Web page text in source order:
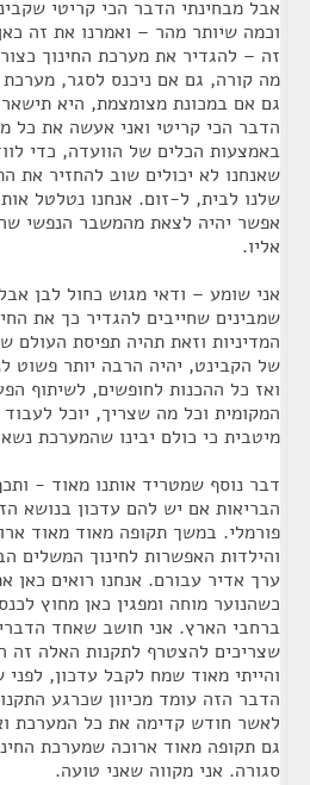
אבל מבחינתי הדבר הכי קריטי
וכמה שיותר מהר – ואמרנו את זה
זה – להגדיר את מערכת החינוך
מה קורה, גם אם ניכנס לסגר,
גם אם במכונת מצומצמת, היא תישאר
הדבר הכי קריטי ואני אעשה את כל
באמצעות הכלים של הוועדה, כדי
שאנחנו לא יכולים שוב להחזיר את
שלנו לבית, ל-זום. אנחנו נטלטל
אפשר יהיה לצאת מהמשבר הנפשי
אליו.
אני שומע – ודאי מגוש כחול לבן
שמבינים שחייבים להגדיר כך את
המדיניות וזאת תהיה תפיסת העולם
של הקבינט, יהיה הרבה יותר פשוט
ואז כל ההכנות לחופשים, לשיתוף
המקומית וכל מה שצריך, יוכל
מיטבית כי כולם יבינו שהמערכת
דבר נוסף שמטריד אותנו מאוד -
הבריאות אם יש להם עדכון בנושא
פורמלי. במשך תקופה מאוד מאוד
והילדות האפשרות לחינוך המשלים
ערך אדיר עבורם. אנחנו רואים כאן
כשהנוער מוחה ומפגין כאן מחוץ
ברחבי הארץ. אני חושב שאחד
שצריכים להצטרף לתקנות האלה זה
והייתי מאוד שמח לקבל עדכון,
הדבר הזה עומד מכיוון שכרגע
לאשר חודש קדימה את כל המערכת
גם תקופה מאוד ארוכה שמערכת
סגורה. אני מקווה שאני טועה.